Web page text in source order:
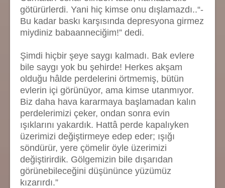
götürürlerdi. Yani hiç kimse onu dışlamazdı..“-
Bu kadar baskı karşısında depresyona girmez
miydiniz babaanneciğim!” dedi.
Şimdi hiçbir şeye saygı kalmadı. Bak evlere
bile saygı yok bu şehirde! Herkes akşam
olduğu hâlde perdelerini örtmemiş, bütün
evlerin içi görünüyor, ama kimse utanmıyor.
Biz daha hava kararmaya başlamadan kalın
perdelerimizi çeker, ondan sonra evin
ışıklarını yakardık. Hattâ perde kapalıyken
üzerimizi değiştirmeye edep eder; ışığı
söndürür, yere çömelir öyle üzerimizi
değiştirirdik. Gölgemizin bile dışarıdan
görünebileceğini düşününce yüzümüz
kızarırdı.”